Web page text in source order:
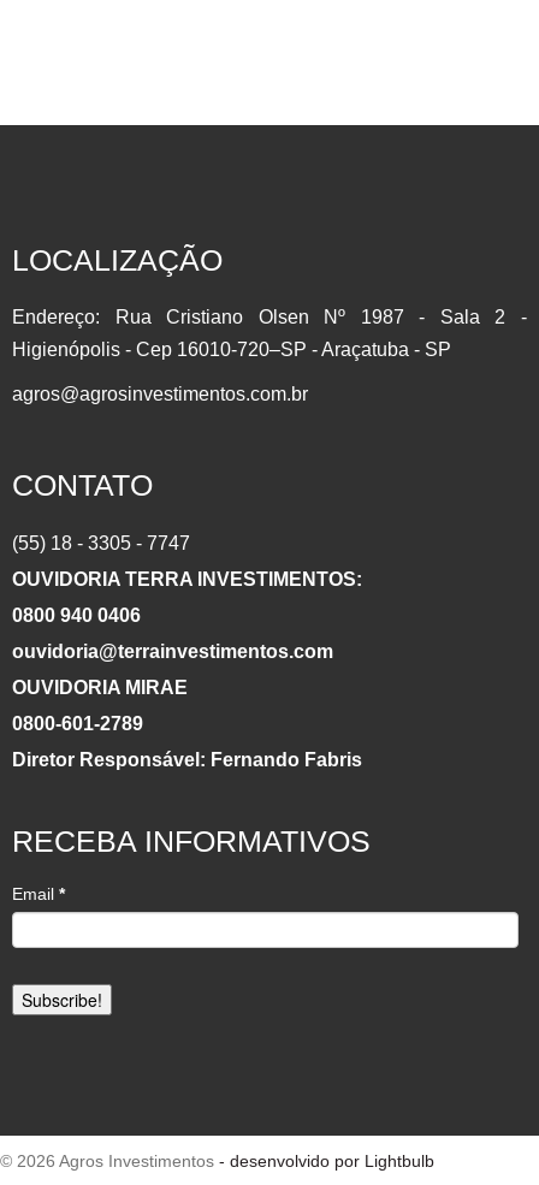
um determinado Ativo em uma Data Futura. Muito utilizado
para se proteger contra as oscilações de preço (HEDGE)
LOCALIZAÇÃO
Endereço: Rua Cristiano Olsen Nº 1987 - Sala 2 -
Higienópolis - Cep 16010-720–SP - Araçatuba - SP
agros@agrosinvestimentos.com.br
CONTATO
(55) 18 - 3305 - 7747
OUVIDORIA TERRA INVESTIMENTOS:
0800 940 0406
ouvidoria@terrainvestimentos.com
OUVIDORIA MIRAE
0800-601-2789
Diretor Responsável: Fernando Fabris
RECEBA INFORMATIVOS
Email *
© 2026 Agros Investimentos - desenvolvido por Lightbulb